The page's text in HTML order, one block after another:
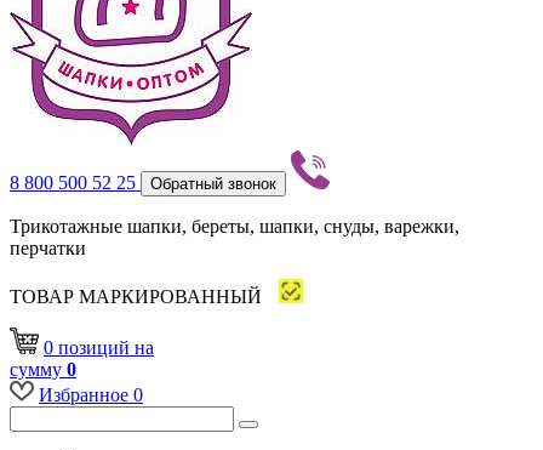
8 800 500 52 25 Обратный звонок
Трикотажные шапки, береты, шапки, снуды, варежки,
перчатки
ТОВАР МАРКИРОВАННЫЙ
0 позиций на
сумму 0
Избранное 0